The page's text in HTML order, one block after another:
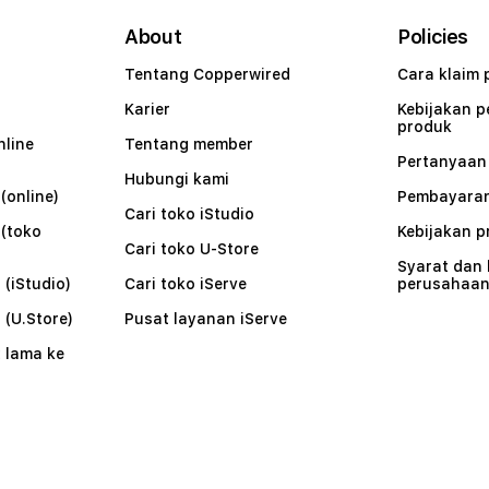
lama ke
About
Tentang Copperwired
Karier
Tentang member
Hubungi kami
Cari toko iStudio
Cari toko U-Store
Cari toko iServe
Pusat layanan iServe
Policies
Cara klaim
Kebijakan
produk
Pertanyaan
Kebijakan
Syarat dan
perusahaan